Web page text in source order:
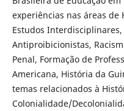
experiências nas áreas de
Estudos
Antiproibicionistas,
Penal, Formação de
Americana, História da
temas relacionados à
Colonialidade/